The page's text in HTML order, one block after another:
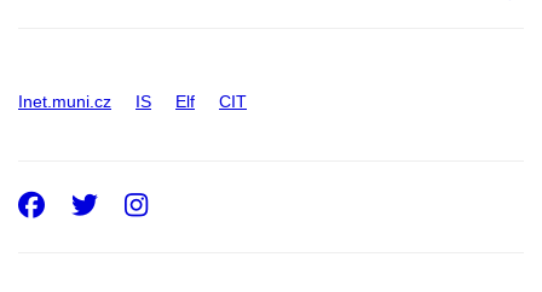
Inet.muni.cz IS Elf CIT
Facebook
Twitter
Instagram